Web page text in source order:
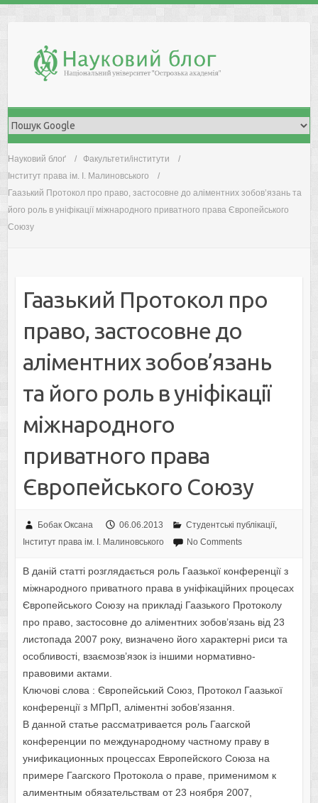
Науковий блоґ
Факультети/інститути
Інститут права ім. І. Малиновського
Гаазький Протокол про право, застосовне до аліментних зобов’язань та
його роль в уніфікації міжнародного приватного права Європейського
Союзу
Гаазький Протокол про
право, застосовне до
аліментних зобов’язань
та його роль в уніфікації
міжнародного
приватного права
Європейського Союзу
Бобак Оксана 06.06.2013 Студентські публікації,
Інститут права ім. І. Малиновського
No Comments
В даній статті розглядається роль Гаазької конференції з
міжнародного приватного права в уніфікаційних процесах
Європейського Союзу на прикладі Гаазького Протоколу
про право, застосовне до аліментних зобов’язань від 23
листопада 2007 року, визначено його характерні риси та
особливості, взаємозв’язок із іншими нормативно-
правовими актами.
Ключові слова : Європейський Союз, Протокол Гаазької
конференції з МПрП, аліментні зобов’язання.
В данной статье рассматривается роль Гаагской
конференции по международному частному праву в
унификационных процессах Европейского Союза на
примере Гаагского Протокола о праве, применимом к
алиментным обязательствам от 23 ноября 2007,